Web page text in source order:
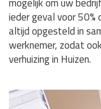
ieder geval voor
altijd opgesteld in
werknemer, zodat
verhuizing in Huizen.